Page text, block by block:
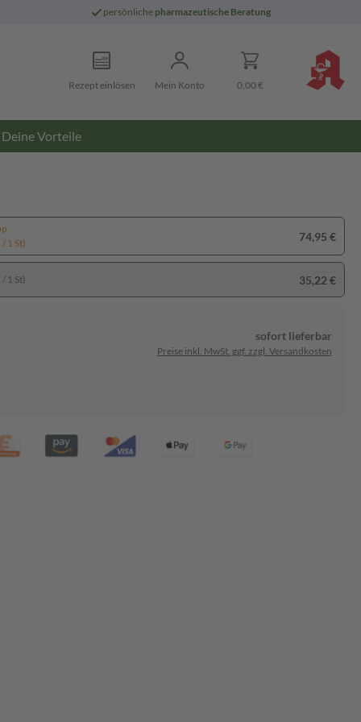
persönliche pharmazeutische Beratung
Rezept einlösen Mein Konto 0,00 €
Deine Vorteile
1 St)
74,95 €
1 St) 35,22 €
sofort lieferbar
Preise inkl. MwSt. ggf. zzgl. Versandkosten